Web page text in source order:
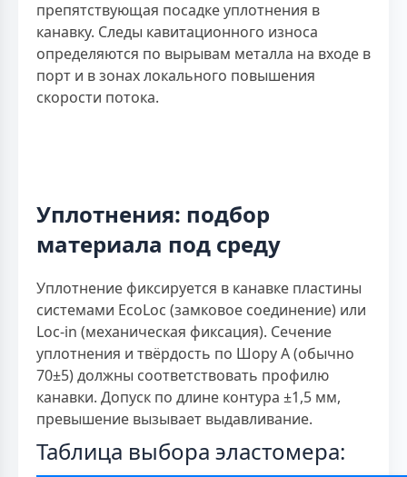
препятствующая посадке уплотнения в
канавку. Следы кавитационного износа
определяются по вырывам металла на входе в
порт и в зонах локального повышения
скорости потока.
Уплотнения: подбор
материала под среду
Уплотнение фиксируется в канавке пластины
системами EcoLoc (замковое соединение) или
Loc-in (механическая фиксация). Сечение
уплотнения и твёрдость по Шору А (обычно
70±5) должны соответствовать профилю
канавки. Допуск по длине контура ±1,5 мм,
превышение вызывает выдавливание.
Таблица выбора эластомера: